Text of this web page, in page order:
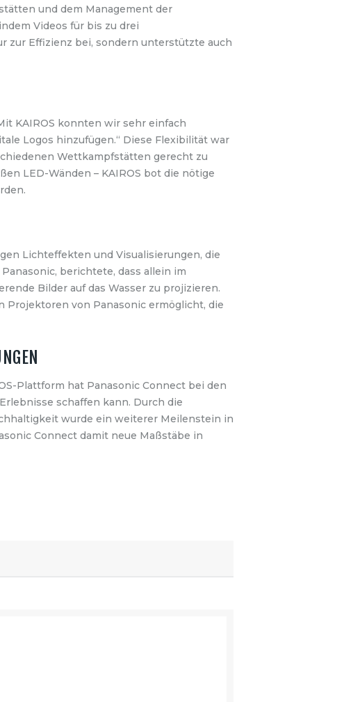
und dem Management der
Videos für bis zu drei
zur Effizienz bei, sondern unterstützte auch
KAIROS konnten wir sehr einfach
Logos hinzufügen.“ Diese Flexibilität war
Wettkampfstätten gerecht zu
LED-Wänden – KAIROS bot die nötige
Lichteffekten und Visualisierungen, die
berichtete, dass allein im
Bilder auf das Wasser zu projizieren.
von Panasonic ermöglicht, die
Plattform hat Panasonic Connect bei den
schaffen kann. Durch die
wurde ein weiterer Meilenstein in
Connect damit neue Maßstäbe in